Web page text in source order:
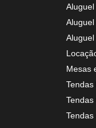
Mesas
Tendas
Tendas